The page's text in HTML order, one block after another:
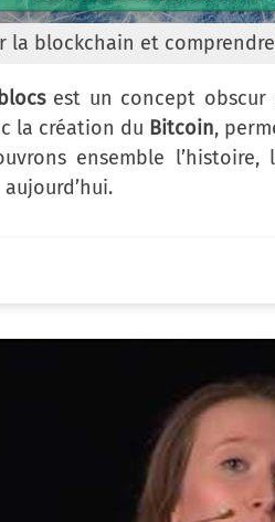
la blockchain et
est un concept obscur
la création du Bitcoin,
ensemble